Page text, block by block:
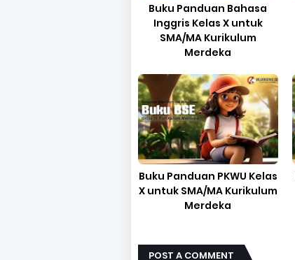
Buku Panduan Bahasa
Inggris Kelas X untuk
SMA/MA Kurikulum
Merdeka
Buku Panduan PKWU Kelas
X untuk SMA/MA Kurikulum
Merdeka
POST A COMMENT